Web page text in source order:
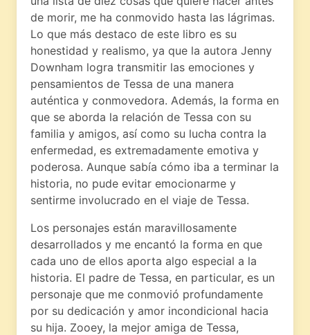
de morir, me ha conmovido hasta las lágrimas.
Lo que más destaco de este libro es su
honestidad y realismo, ya que la autora Jenny
Downham logra transmitir las emociones y
pensamientos de Tessa de una manera
auténtica y conmovedora. Además, la forma en
que se aborda la relación de Tessa con su
familia y amigos, así como su lucha contra la
enfermedad, es extremadamente emotiva y
poderosa. Aunque sabía cómo iba a terminar la
historia, no pude evitar emocionarme y
sentirme involucrado en el viaje de Tessa.
Los personajes están maravillosamente
desarrollados y me encantó la forma en que
cada uno de ellos aporta algo especial a la
historia. El padre de Tessa, en particular, es un
personaje que me conmovió profundamente
por su dedicación y amor incondicional hacia
su hija. Zooey, la mejor amiga de Tessa,